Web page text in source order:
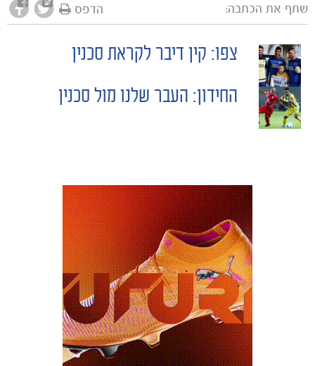
כרטיסים
שתף את הכתבה: הדפס
POST
NAVIGATION
צפו: קין דיבר לקראת סכנין
החידון: העבר שלנו מול סכנין